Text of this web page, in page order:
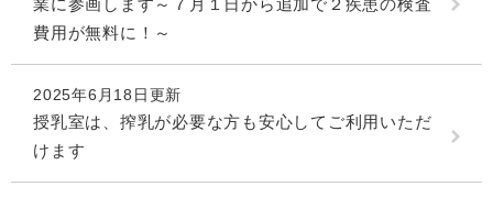
費用が無料に！～
2025年6月18日更新
授乳室は、搾乳が必要な方も安心してご利用いただ
けます